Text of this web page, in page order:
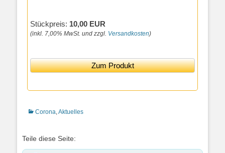
Stückpreis: 10,00 EUR
(inkl. 7,00% MwSt. und zzgl. Versandkosten)
Zum Produkt
Kategorien
Corona Aktuelles
Teile diese Seite: